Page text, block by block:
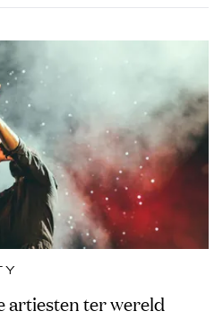
artiesten ter wereld